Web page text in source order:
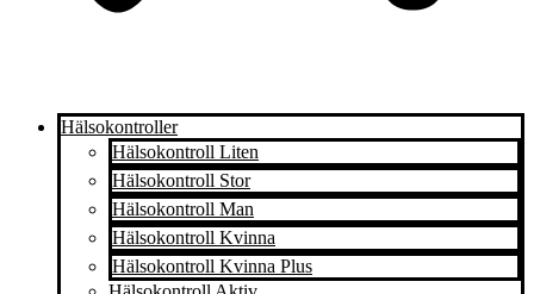
Hälsokontroller
Hälsokontroll Liten
Hälsokontroll Stor
Hälsokontroll Man
Hälsokontroll Kvinna
Hälsokontroll Kvinna Plus